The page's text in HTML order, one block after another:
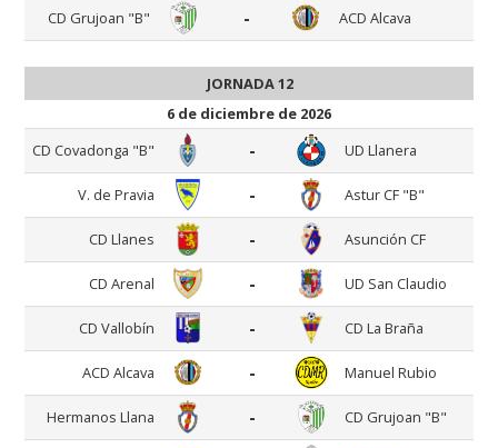
CD Grujoan "B" - ACD Alcava
JORNADA 12
6 de diciembre de 2026
CD Covadonga "B"
- UD Llanera
V. de Pravia - Astur CF "B"
CD Llanes - Asunción CF
CD Arenal - UD San Claudio
CD Vallobín - CD La Braña
ACD Alcava - Manuel Rubio
Hermanos Llana - CD Grujoan "B"